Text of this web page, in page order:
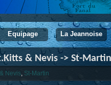
Equipage La Jeannoise
& Nevis -> St-Martin
Nevis, St-Martin